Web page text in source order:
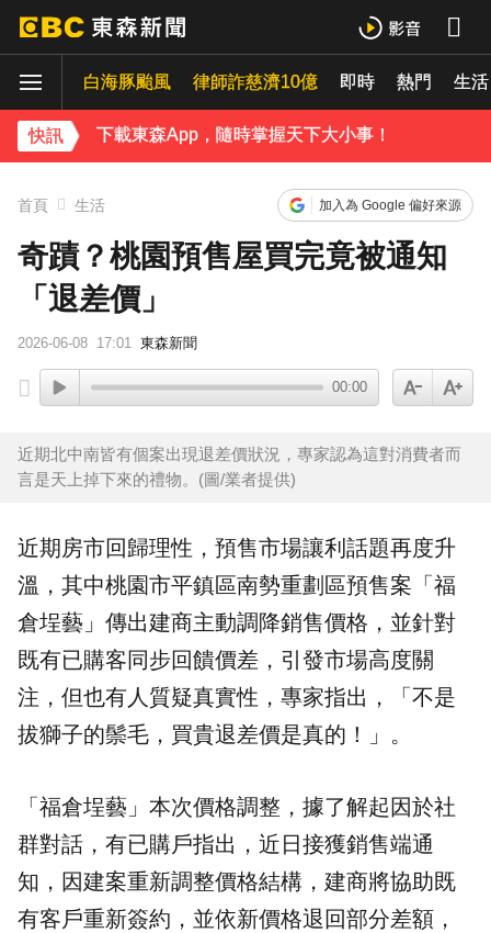
白海豚颱風 律師詐慈濟10億 即時 熱門 生活
快訊
下載東森App，隨時掌握天下大小事！
首頁 生活 加入為 Google 偏好來源
奇蹟？桃園預售屋買完竟被通知
「退差價」
2026-06-08 17:01 東森新聞
00:00
近期北中南皆有個案出現退差價狀況，專家認為這對消費者而
言是天上掉下來的禮物。(圖/業者提供)
近期房市回歸理性， 預售市場讓利話題再度升
溫，其中桃園市平鎮區南勢重劃區預售案「 福
倉埕藝 」傳出建商主動調降銷售價格，並針對
既有已購客同步回饋價差，引發市場高度關
注，但也有人質疑真實性，專家指出，「不是
拔獅子的鬃毛， 買貴退差價是真的！」。
「福倉埕藝」本次價格調整，據了解起因於社
群對話，有已購戶指出，近日接獲銷售端通
知，因建案重新調整價格結構，建商將協助既
有客戶重新簽約，並依新價格退回部分差額，